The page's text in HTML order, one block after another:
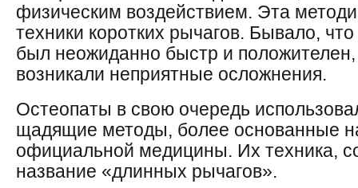
физическим воздействием. Эта
техники коротких рычагов. Бывало,
был неожиданно быстр и положителен,
возникали неприятные осложнения.
Остеопаты в свою очередь
щадящие методы, более основанные
официальной медицины. Их техника,
название «длинных рычагов».